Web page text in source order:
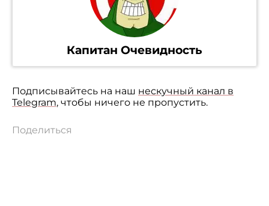
Капитан Очевидность
Подписывайтесь на наш нескучный канал в
Telegram, чтобы ничего не пропустить.
Поделиться